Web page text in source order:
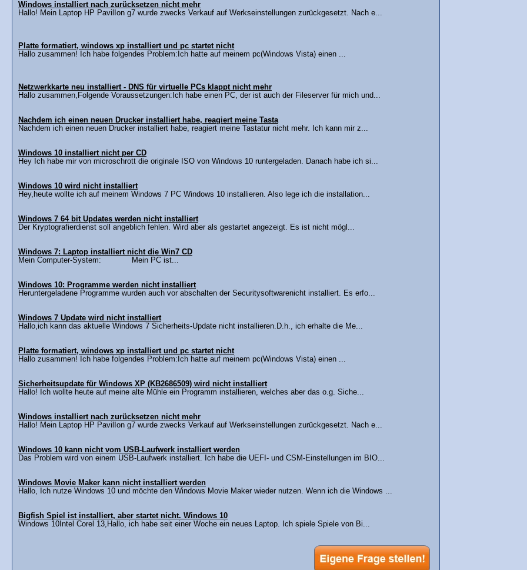
Windows installiert nach zurücksetzen nicht mehr
Hallo! Mein Laptop HP PavilIon g7 wurde zwecks Verkauf auf Werkseinstellungen zurückgesetzt. Nach e...
Platte formatiert, windows xp installiert und pc startet nicht
Hallo zusammen! Ich habe folgendes Problem:Ich hatte auf meinem pc(Windows Vista) einen ...
Netzwerkkarte neu installiert - DNS für virtuelle PCs klappt nicht mehr
Hallo zusammen,Folgende Voraussetzungen:Ich habe einen PC, der ist auch der Fileserver für mich und...
Nachdem ich einen neuen Drucker installiert habe, reagiert meine Tasta
Nachdem ich einen neuen Drucker installiert habe, reagiert meine Tastatur nicht mehr. Ich kann mir z...
Windows 10 installiert nicht per CD
Hey Ich habe mir von microschrott die originale ISO von Windows 10 runtergeladen. Danach habe ich si...
Windows 10 wird nicht installiert
Hey,heute wollte ich auf meinem Windows 7 PC Windows 10 installieren. Also lege ich die installation...
Windows 7 64 bit Updates werden nicht installiert
Der Kryptografierdienst soll angeblich fehlen. Wird aber als gestartet angezeigt. Es ist nicht mögl...
Windows 7: Laptop installiert nicht die Win7 CD
Mein Computer-System: Mein PC ist...
Windows 10: Programme werden nicht installiert
Heruntergeladene Programme wurden auch vor abschalten der Securitysoftwarenicht installiert. Es erfo...
Windows 7 Update wird nicht installiert
Hallo,ich kann das aktuelle Windows 7 Sicherheits-Update nicht installieren.D.h., ich erhalte die Me...
Platte formatiert, windows xp installiert und pc startet nicht
Hallo zusammen! Ich habe folgendes Problem:Ich hatte auf meinem pc(Windows Vista) einen ...
Sicherheitsupdate für Windows XP (KB2686509) wird nicht installiert
Hallo! Ich wollte heute auf meine alte Mühle ein Programm installieren, welches aber das o.g. Siche...
Windows installiert nach zurücksetzen nicht mehr
Hallo! Mein Laptop HP PavilIon g7 wurde zwecks Verkauf auf Werkseinstellungen zurückgesetzt. Nach e...
Windows 10 kann nicht vom USB-Laufwerk installiert werden
Das Problem wird von einem USB-Laufwerk installiert. Ich habe die UEFI- und CSM-Einstellungen im BIO...
Windows Movie Maker kann nicht installiert werden
Hallo, Ich nutze Windows 10 und möchte den Windows Movie Maker wieder nutzen. Wenn ich die Windows ...
Bigfish Spiel ist installiert, aber startet nicht. Windows 10
Windows 10Intel Corel 13,Hallo, ich habe seit einer Woche ein neues Laptop. Ich spiele Spiele von Bi...